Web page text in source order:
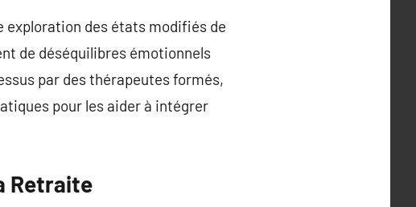
exploration des états modifiés de
de déséquilibres émotionnels
par des thérapeutes formés,
pour les aider à intégrer
Retraite